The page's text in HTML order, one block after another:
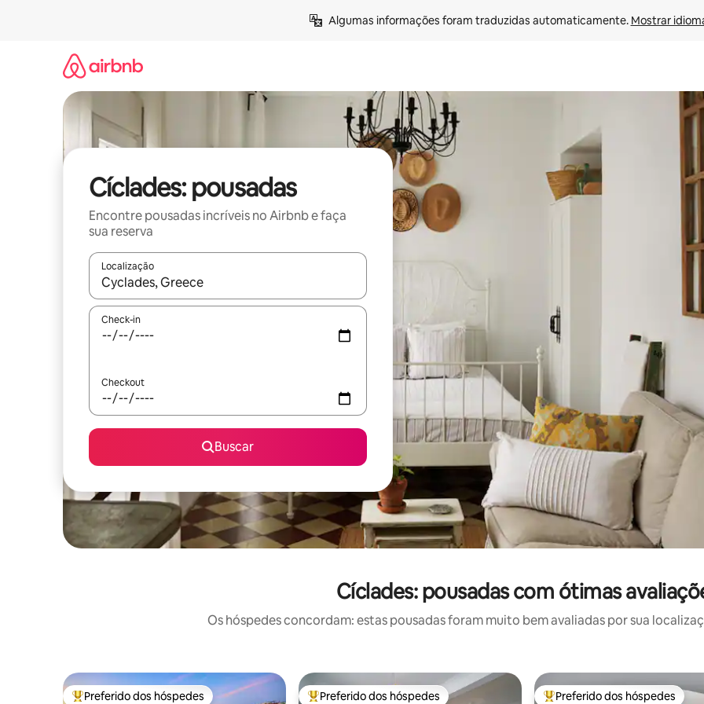
Algumas informações foram traduzidas automaticamente. Mostrar
Cíclades: pousadas
Encontre pousadas incríveis no Airbnb e faça
sua reserva
Localização
Quando os resultados estiverem disponíveis, explore-os usando as seta para cima e para baixo do teclado ou tocando
Check-in
Checkout
Buscar
Cíclades: pousadas com ótimas
Os hóspedes concordam: estas pousadas foram muito bem avaliadas por sua
Preferido dos hóspedes Preferido dos hóspedes Preferido dos hóspedes